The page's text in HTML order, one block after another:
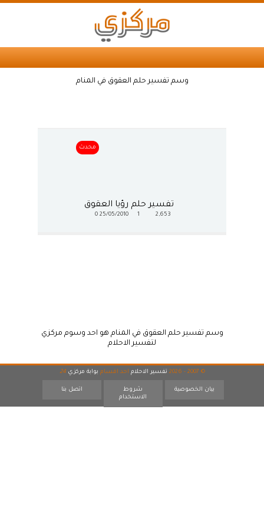
وسم تفسير حلم العقوق في المنام
محدث
تفسير حلم رؤيا العقوق
2,653
25/05/2010
0
وسم تفسير حلم العقوق في المنام هو احد وسوم مركزي
لتفسير الاحلام
© 2007 - 2026 تفسير الاحلام احد اقسام بوابة مركزي 24
بيان الخصوصية
شروط
الاستخدام
اتصل بنا